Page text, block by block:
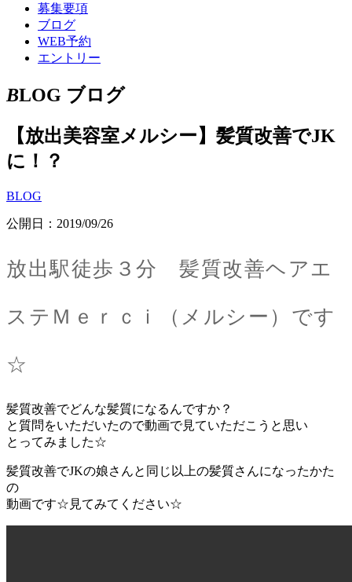
募集要項
ブログ
WEB予約
エントリー
BLOG ブログ
【放出美容室メルシー】髪質改善でJK
に！？
BLOG
公開日：2019/09/26
放出駅徒歩３分 髪質改善ヘアエ
ステＭｅｒｃｉ（メルシー）です
☆
髪質改善でどんな髪質になるんですか？
と質問をいただいたので動画で見ていただこうと思い
とってみました☆
髪質改善でJKの娘さんと同じ以上の髪質さんになったかた
の
動画です☆見てみてください☆